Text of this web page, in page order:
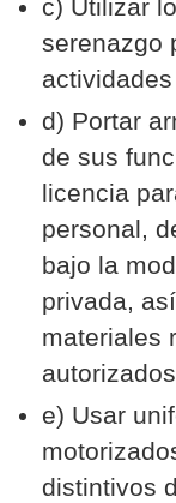
c) Utilizar
serenazgo
d) Portar
de sus
licencia
personal,
bajo la
privada,
materiales
e) Usar
distintivos